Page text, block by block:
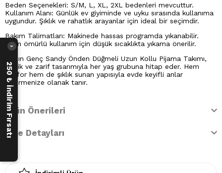
Beden Seçenekleri: S/M, L, XL, 2XL bedenleri mevcuttur.
Kullanım Alanı: Günlük ev giyiminde ve uyku sırasında kullanıma
uygundur. Şıklık ve rahatlık arayanlar için ideal bir seçimdir.
Bakım Talimatları: Makinede hassas programda yıkanabilir.
Uzun ömürlü kullanım için düşük sıcaklıkta yıkama önerilir.
Kadın Genç Sandy Önden Düğmeli Uzun Kollu Pijama Takımı,
klasik ve zarif tasarımıyla her yaş grubuna hitap eder. Hem
konfor hem de şıklık sunan yapısıyla evde keyifli anlar
geçirmenize olanak tanır.
Ürün Önerileri
İade Detayları
250 ₺ İndirim Fırsatı
›